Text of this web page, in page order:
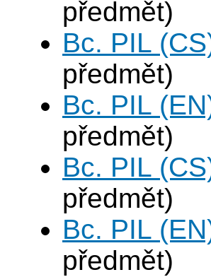
předmět)
Bc. PIL
předmět)
Bc. PIL
předmět)
Bc. PIL
předmět)
Bc. PIL
předmět)